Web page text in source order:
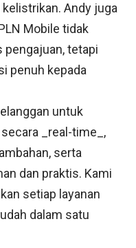
Andy juga
Mobile tidak
tetapi
penuh kepada
untuk
_real-time_,
serta
dan praktis. Kami
setiap layanan
dalam satu